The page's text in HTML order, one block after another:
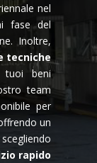
nel
fase del
Inoltre,
tecniche
beni
team
per
un
rapido